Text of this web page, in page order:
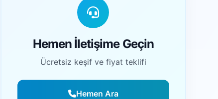
Hemen İletişime Geçin
Ücretsiz keşif ve fiyat teklifi
Hemen Ara